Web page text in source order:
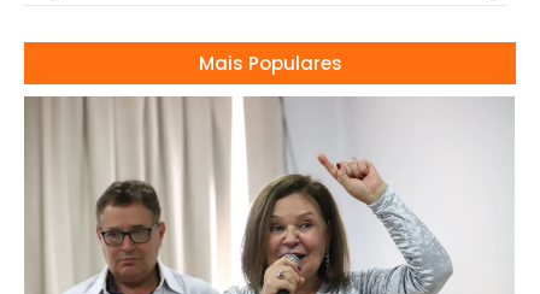
Mais Populares